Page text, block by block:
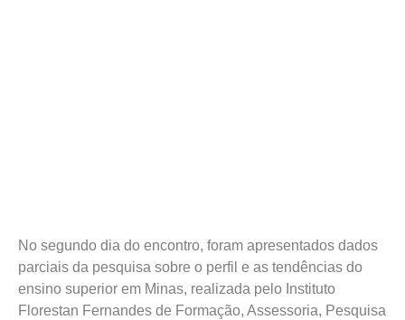
No segundo dia do encontro, foram apresentados dados
parciais da pesquisa sobre o perfil e as tendências do
ensino superior em Minas, realizada pelo Instituto
Florestan Fernandes de Formação, Assessoria, Pesquisa